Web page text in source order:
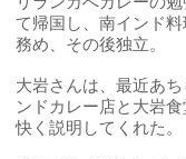
て帰国し、南インド
務め、その後独立。
大岩さんは、最近あ
ンドカレー店と大岩
快く説明してくれた。